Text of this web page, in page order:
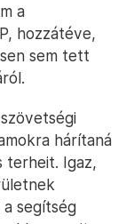
a
hozzátéve,
sem tett
hárítaná
terheit. Igaz,
segítség